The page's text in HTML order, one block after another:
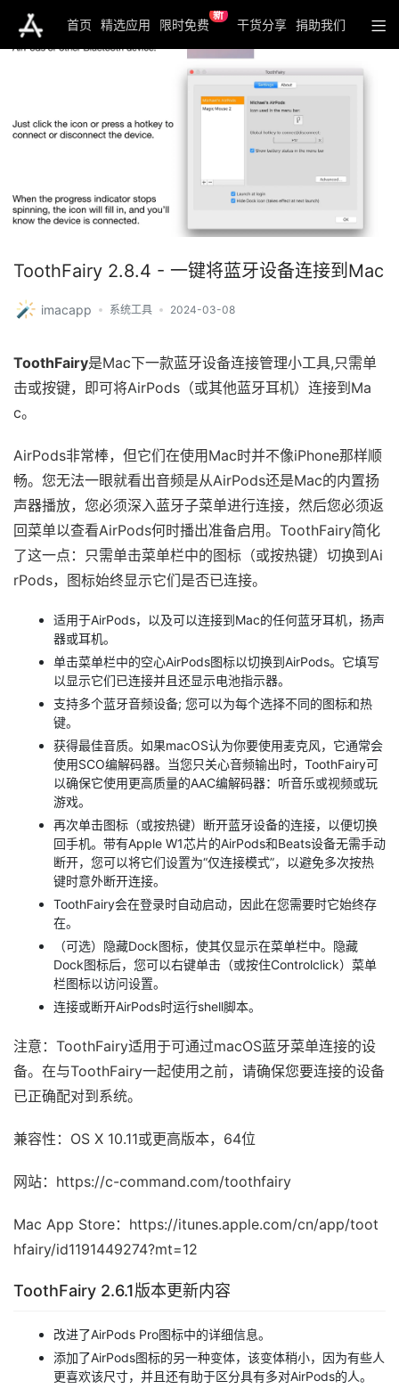
首页 精选应用 限时免费
新
干货分享 捐助我们
ToothFairy 2.8.4 - 一键将蓝牙设备连接到Mac
imacapp 系统工具 2024-03-08
ToothFairy是Mac下一款蓝牙设备连接管理小工具,只需单
击或按键，即可将AirPods（或其他蓝牙耳机）连接到Ma
c。
AirPods非常棒，但它们在使用Mac时并不像iPhone那样顺
畅。您无法一眼就看出音频是从AirPods还是Mac的内置扬
声器播放，您必须深入蓝牙子菜单进行连接，然后您必须返
回菜单以查看AirPods何时播出准备启用。ToothFairy简化
了这一点：只需单击菜单栏中的图标（或按热键）切换到Ai
rPods，图标始终显示它们是否已连接。
适用于AirPods，以及可以连接到Mac的任何蓝牙耳机，扬声
器或耳机。
单击菜单栏中的空心AirPods图标以切换到AirPods。它填写
以显示它们已连接并且还显示电池指示器。
支持多个蓝牙音频设备; 您可以为每个选择不同的图标和热
键。
获得最佳音质。如果macOS认为你要使用麦克风，它通常会
使用SCO编解码器。当您只关心音频输出时，ToothFairy可
以确保它使用更高质量的AAC编解码器：听音乐或视频或玩
游戏。
再次单击图标（或按热键）断开蓝牙设备的连接，以便切换
回手机。带有Apple W1芯片的AirPods和Beats设备无需手动
断开，您可以将它们设置为“仅连接模式”，以避免多次按热
键时意外断开连接。
ToothFairy会在登录时自动启动，因此在您需要时它始终存
在。
（可选）隐藏Dock图标，使其仅显示在菜单栏中。隐藏
Dock图标后，您可以右键单击（或按住Controlclick）菜单
栏图标以访问设置。
连接或断开AirPods时运行shell脚本。
注意：ToothFairy适用于可通过macOS蓝牙菜单连接的设
备。在与ToothFairy一起使用之前，请确保您要连接的设备
已正确配对到系统。
兼容性：OS X 10.11或更高版本，64位
网站：https://c-command.com/toothfairy
Mac App Store：https://itunes.apple.com/cn/app/toot
hfairy/id1191449274?mt=12
ToothFairy 2.6.1版本更新内容
改进了AirPods Pro图标中的详细信息。
添加了AirPods图标的另一种变体，该变体稍小，因为有些人
更喜欢该尺寸，并且还有助于区分具有多对AirPods的人。